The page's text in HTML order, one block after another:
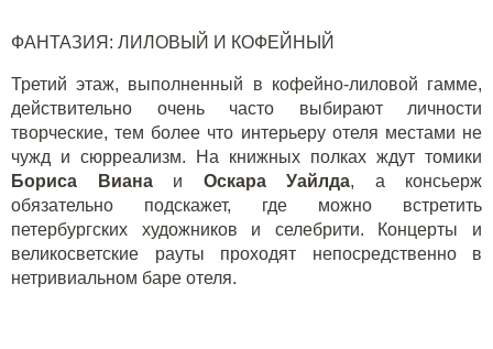
ФАНТАЗИЯ: ЛИЛОВЫЙ И КОФЕЙНЫЙ
Третий этаж, выполненный в кофейно-лиловой гамме,
действительно очень часто выбирают личности
творческие, тем более что интерьеру отеля местами не
чужд и сюрреализм. На книжных полках ждут томики
Бориса Вианаи Оскара Уайлда, а консьерж
обязательно подскажет, где можно встретить
петербургских художников и селебрити. Концерты и
великосветские рауты проходят непосредственно в
нетривиальном баре отеля.